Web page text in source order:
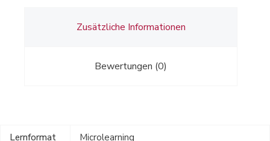
Zusätzliche Informationen
Bewertungen (0)
Lernformat Microlearning